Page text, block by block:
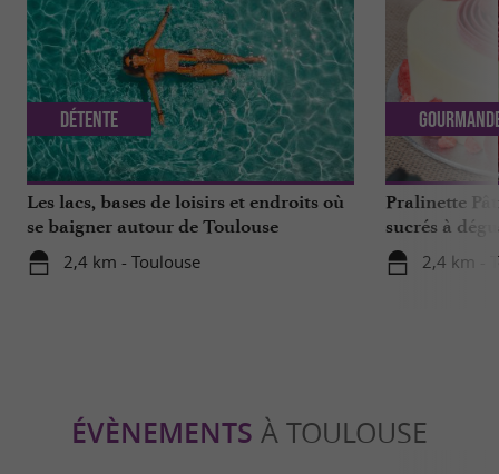
Les lacs, bases de loisirs et endroits où
se baigner autour de Toulouse
2,4 km - Toulouse
Détente
Pralinette
sucrés à
de Toulouse
2,4 km -
ÉVÈNEMENTS À TOULOUSE